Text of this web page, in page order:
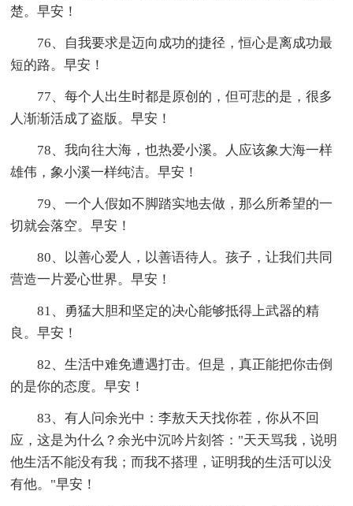
楚。早安！
76、自我要求是迈向成功的捷径，恒心是离成功最
短的路。早安！
77、每个人出生时都是原创的，但可悲的是，很多
人渐渐活成了盗版。早安！
78、我向往大海，也热爱小溪。人应该象大海一样
雄伟，象小溪一样纯洁。早安！
79、一个人假如不脚踏实地去做，那么所希望的一
切就会落空。早安！
80、以善心爱人，以善语待人。孩子，让我们共同
营造一片爱心世界。早安！
81、勇猛大胆和坚定的决心能够抵得上武器的精
良。早安！
82、生活中难免遭遇打击。但是，真正能把你击倒
的是你的态度。早安！
83、有人问余光中：李敖天天找你茬，你从不回
应，这是为什么？余光中沉吟片刻答："天天骂我，说明
他生活不能没有我；而我不搭理，证明我的生活可以没
有他。"早安！